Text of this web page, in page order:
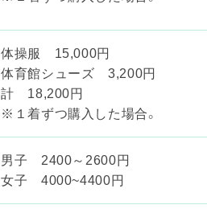
体操服 15,000円
体育館シューズ 3,200円
計 18,200円
※１着ずつ購入した場合。
男子 2400～2600円
女子 4000~4400円